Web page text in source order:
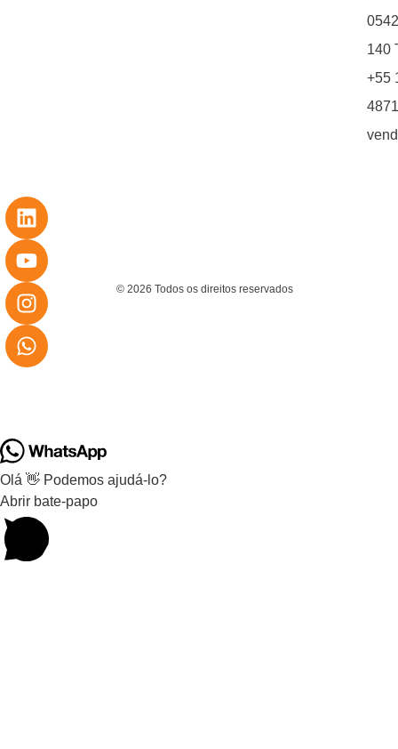
140
+55
© 2026 Todos os direitos reservados
Olá 👋 Podemos ajudá-lo?
Abrir bate-papo